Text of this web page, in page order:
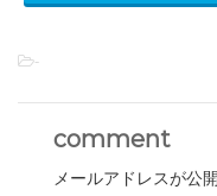
-
comment
メールアドレスが公